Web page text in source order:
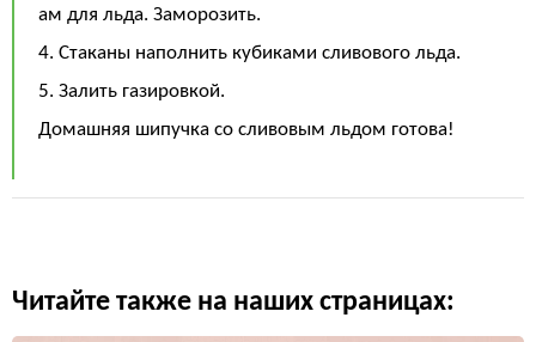
ам для льда. Заморозить.
4. Стаканы наполнить кубиками сливового льда.
5. Залить газировкой.
Домашняя шипучка со сливовым льдом готова!
Читайте также на наших страницах: